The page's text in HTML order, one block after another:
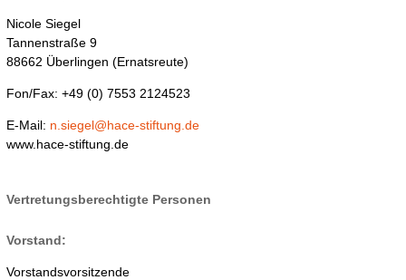
Nicole Siegel
Tannenstraße 9
88662 Überlingen (Ernatsreute)
Fon/Fax: +49 (0) 7553 2124523
E-Mail: n.siegel@hace-stiftung.de
www.hace-stiftung.de
Vertretungsberechtigte Personen
Vorstand:
Vorstandsvorsitzende